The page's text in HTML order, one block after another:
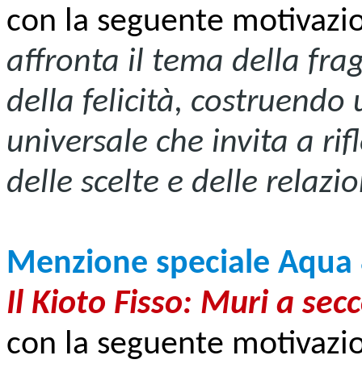
con la seguente
affronta il tema della
della felicità, costruendo
universale che invita a
delle scelte e delle
Menzione speciale
Il Kioto Fisso: Muri a
con la seguente